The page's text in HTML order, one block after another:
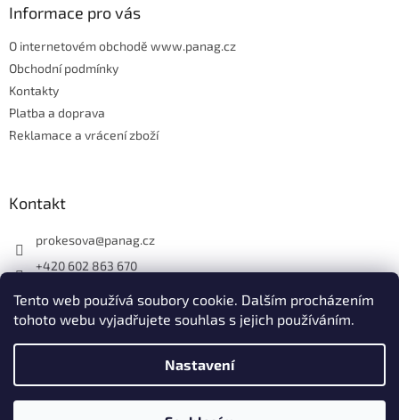
Tento web používá soubory cookie. Dalším procházením
tohoto webu vyjadřujete souhlas s jejich používáním.
Nastavení
Informace pro vás
O internetovém obchodě www.panag.cz
Obchodní podmínky
Kontakty
Platba a doprava
Reklamace a vrácení zboží
Kontakt
prokesova@panag.cz
+420 602 863 670
Vytvořil Shoptet